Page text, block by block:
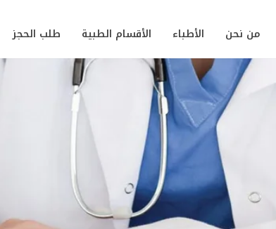
من نحن الأطباء الأقسام الطبية طلب الحجز